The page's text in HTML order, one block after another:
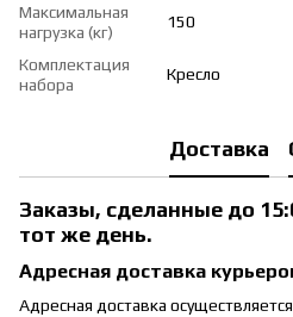
Максимальная
нагрузка (кг)
150
Комплектация
набора
Кресло
Доставка
Заказы, сделанные до
тот же день.
Адресная доставка
Адресная доставка